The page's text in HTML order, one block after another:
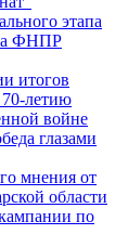
этапа
ФНПР
итогов
70-летию
войне
глазами
мнения от
области
по